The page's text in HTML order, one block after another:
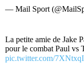
— Mail Sport
La petite amie de Jake
pour le combat Paul vs
pic.twitter.com/